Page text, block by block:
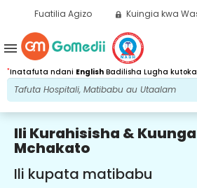
Fuatilia Agizo Kuingia kwa
*Inatafuta ndani English Badilisha Lugha
menu
Ili Kurahisisha &
Mchakato
Ili kupata matibabu